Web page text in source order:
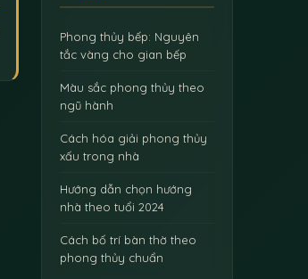
Phong thủy bếp: Nguyên
tắc vàng cho gian bếp
Màu sắc phong thủy theo
ngũ hành
Cách hóa giải phong thủy
xấu trong nhà
Hướng dẫn chọn hướng
nhà theo tuổi 2024
Cách bố trí bàn thờ theo
phong thủy chuẩn